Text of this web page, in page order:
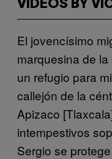
VIDEOS BY
El jovencísimo
marquesina de
un refugio para
callejón de la
Apizaco
intempestivos
Sergio se